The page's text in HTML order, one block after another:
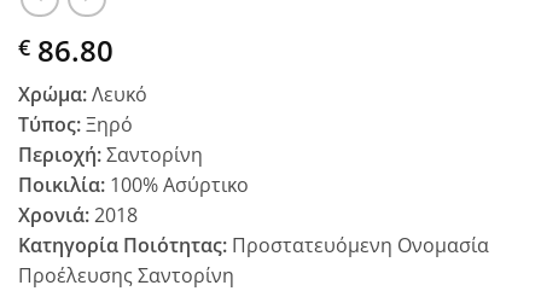
€ 86.80
Χρώμα:Λευκό
Τύπος:Ξηρό
Περιοχή:Σαντορίνη
Ποικιλία: 100% Ασύρτικο
Χρονιά:2018
Κατηγορία Ποιότητας: Προστατευόμενη Ονομασία
Προέλευσης Σαντορίνη